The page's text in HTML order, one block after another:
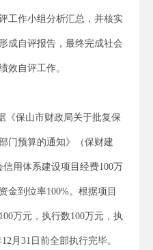
工作小组分析汇总，并核实
成自评报告，最终完成社会
效自评工作。
《保山市财政局关于批复保
门预算的通知》（保财建
信用体系建设项目经费100万
金到位率100%。根据项目
万元，执行数100万元，执
月31日前全部执行完毕。